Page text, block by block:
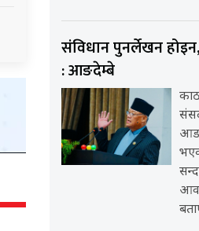
संविधान पुनर्लेखन
: आङदेम्बे